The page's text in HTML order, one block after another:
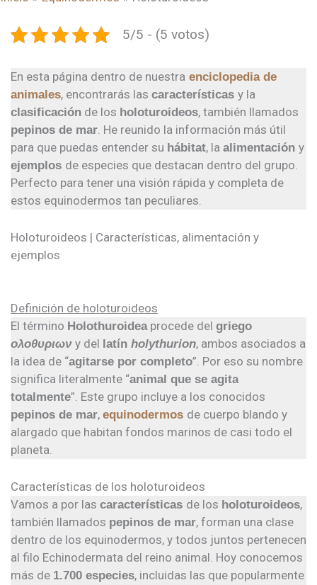
5/5 - (5 votos)
En esta página dentro de nuestra enciclopedia de
animales, encontrarás las características y la
clasificación de los holoturoideos, también llamados
pepinos de mar . He reunido la información más útil
para que puedas entender su hábitat, la alimentación y
ejemplos de especies que destacan dentro del grupo.
Perfecto para tener una visión rápida y completa de
estos equinodermos tan peculiares.
Holoturoideos | Características, alimentación y
ejemplos
Definición de holoturoideos
El término Holothuroideaprocede del griego
ολοθυριων y del latín holythurion, ambos asociados a
la idea de “agitarse por completo”. Por eso su nombre
significa literalmente “animal que se agita
totalmente”. Este grupo incluye a los conocidos
pepinos de mar, equinodermos de cuerpo blando y
alargado que habitan fondos marinos de casi todo el
planeta.
Características de los holoturoideos
Vamos a por las características de los holoturoideos,
también llamados pepinos de mar, forman una clase
dentro de los equinodermos, y todos juntos pertenecen
al filo Echinodermata del reino animal. Hoy conocemos
más de 1.700 especies, incluidas las que popularmente